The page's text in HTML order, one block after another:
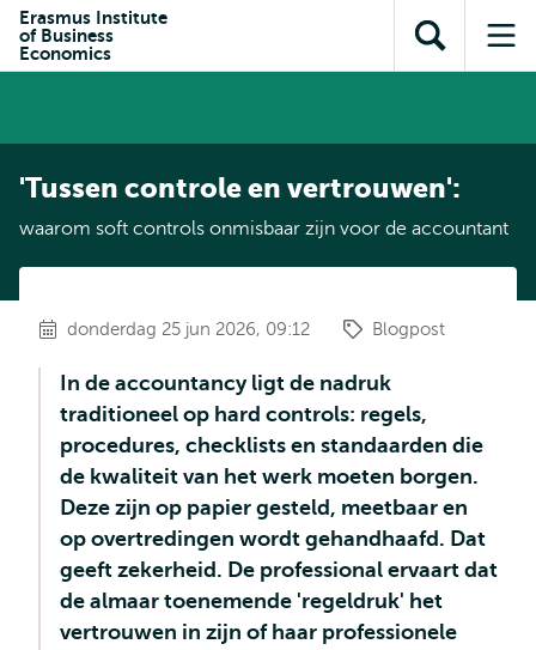
inhoud
Direct naar
subnavigatie
Erasmus Institute
of Business
Economics
Toon
zoekveld
'Tussen controle en vertrouwen':
waarom soft controls onmisbaar zijn voor de accountant
donderdag 25 jun 2026, 09:12 Blogpost
In de accountancy ligt de nadruk
traditioneel op hard controls: regels,
procedures, checklists en standaarden die
de kwaliteit van het werk moeten borgen.
Deze zijn op papier gesteld, meetbaar en
op overtredingen wordt gehandhaafd. Dat
geeft zekerheid. De professional ervaart dat
de almaar toenemende 'regeldruk' het
vertrouwen in zijn of haar professionele